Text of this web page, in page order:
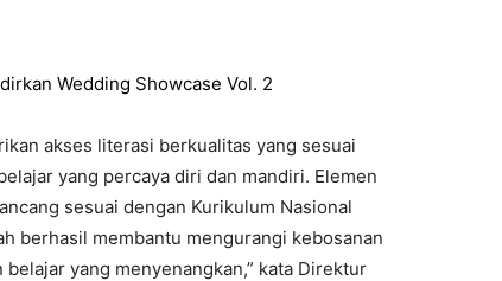
Wedding Showcase Vol. 2
akses literasi berkualitas yang sesuai
yang percaya diri dan mandiri. Elemen
sesuai dengan Kurikulum Nasional
berhasil membantu mengurangi kebosanan
yang menyenangkan,” kata Direktur